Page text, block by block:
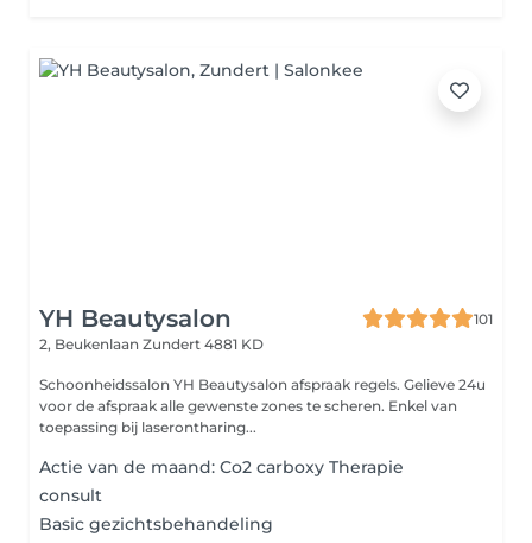
YH Beautysalon
101
2, Beukenlaan Zundert 4881 KD
Schoonheidssalon YH Beautysalon afspraak regels. Gelieve 24u
voor de afspraak alle gewenste zones te scheren. Enkel van
toepassing bij laserontharing...
Actie van de maand: Co2 carboxy Therapie
consult
Basic gezichtsbehandeling